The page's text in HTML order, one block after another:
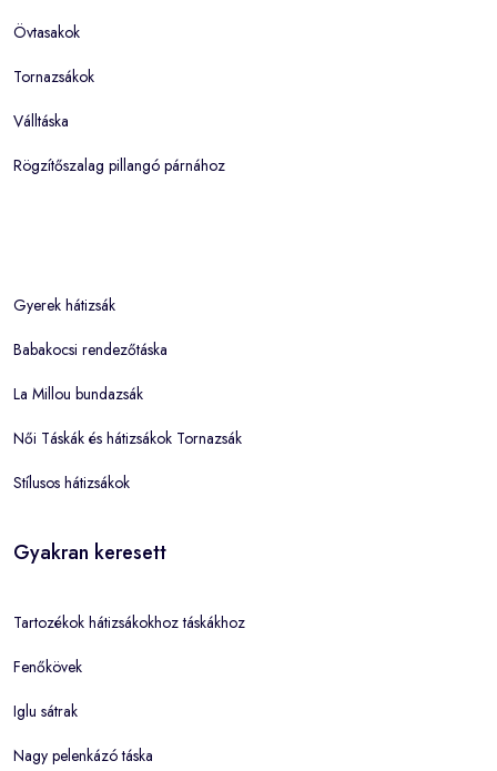
Övtasakok
Tornazsákok
Válltáska
Rögzítőszalag pillangó párnához
Gyerek hátizsák
Babakocsi rendezőtáska
La Millou bundazsák
Női Táskák és hátizsákok Tornazsák
Stílusos hátizsákok
Gyakran keresett
Tartozékok hátizsákokhoz táskákhoz
Fenőkövek
Iglu sátrak
Nagy pelenkázó táska